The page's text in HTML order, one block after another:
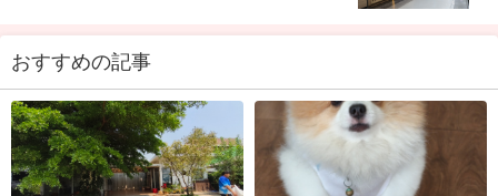
おすすめの記事